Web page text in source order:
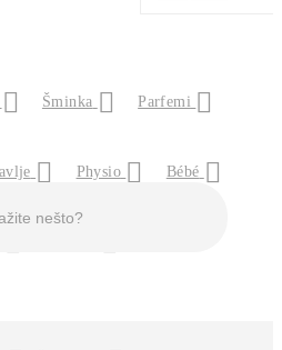
Šminka Parfemi
Physio Bébé